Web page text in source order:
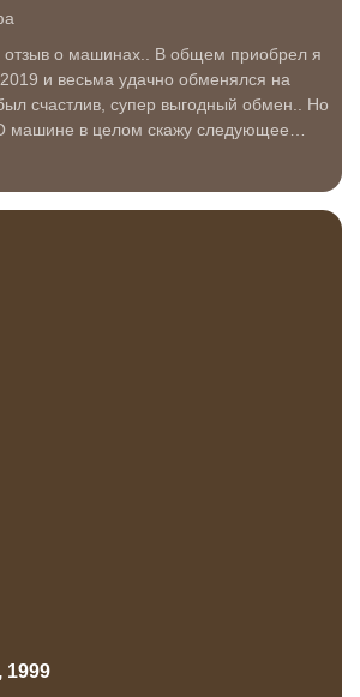
отзыв о машинах.. В общем приобрел я
удачно обменялся на
счастлив, супер выгодный обмен.. Но
машине в целом скажу следующее
АБС...
1999